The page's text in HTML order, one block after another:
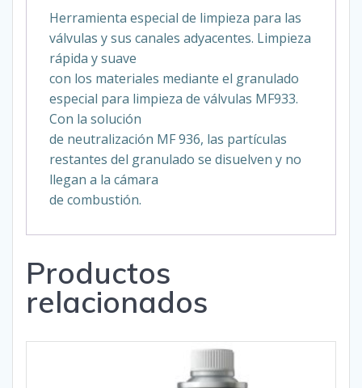
Herramienta especial de limpieza para las
válvulas y sus canales adyacentes. Limpieza
rápida y suave
con los materiales mediante el granulado
especial para limpieza de válvulas MF933.
Con la solución
de neutralización MF 936, las partículas
restantes del granulado se disuelven y no
llegan a la cámara
de combustión.
Productos
relacionados